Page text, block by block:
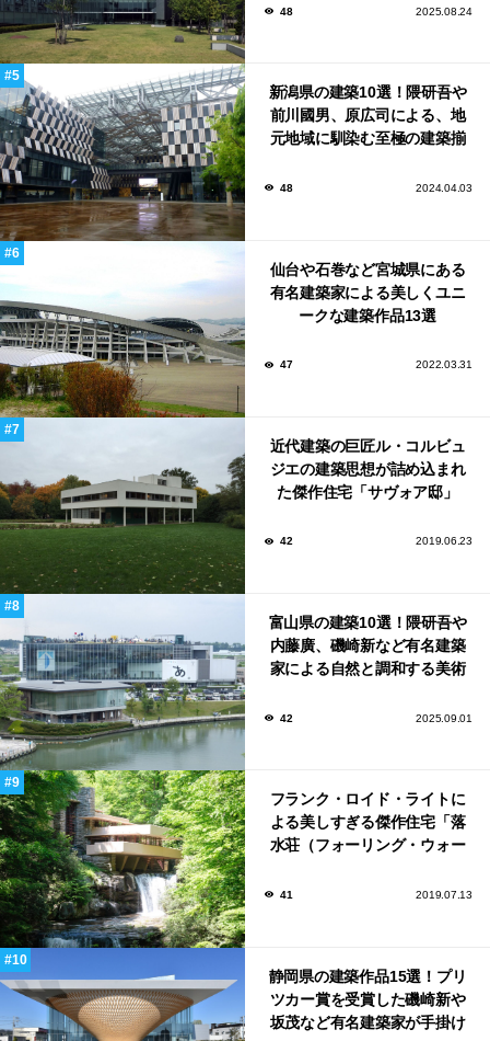
48 2025.08.24
新潟県の建築10選！隈研吾や
前川國男、原広司による、地
元地域に馴染む至極の建築揃
48 2024.04.03
仙台や石巻など宮城県にある
有名建築家による美しくユニ
ークな建築作品13選
47 2022.03.31
近代建築の巨匠ル・コルビュ
ジエの建築思想が詰め込まれ
た傑作住宅「サヴォア邸」
42 2019.06.23
富山県の建築10選！隈研吾や
内藤廣、磯崎新など有名建築
家による自然と調和する美術
42 2025.09.01
フランク・ロイド・ライトに
よる美しすぎる傑作住宅「落
水荘（フォーリング・ウォー
41 2019.07.13
静岡県の建築作品15選！プリ
ツカー賞を受賞した磯崎新や
坂茂など有名建築家が手掛け